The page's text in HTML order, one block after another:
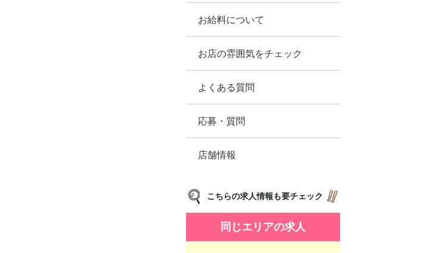
お給料について
お店の雰囲気をチェック
よくある質問
応募・質問
店舗情報
こちらの求人情報も要チェック
同じエリアの求人